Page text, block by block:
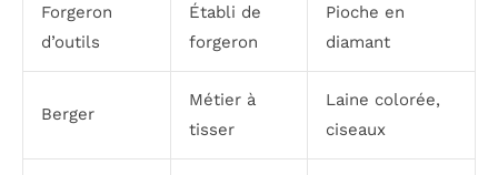
Forgeron
d’outils
Établi de
forgeron
Pioche en
diamant
Berger
Métier à
tisser
Laine colorée,
ciseaux